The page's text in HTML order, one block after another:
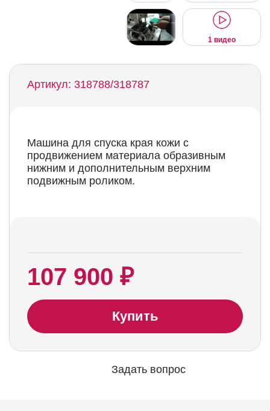
1 видео
Артикул: 318788/318787
Машина для спуска края кожи с
продвижением материала образивным
нижним и дополнительным верхним
подвижным роликом.
107 900 ₽
Купить
Задать вопрос